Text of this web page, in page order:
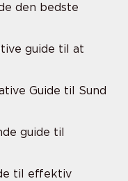
den bedste
guide til at
Guide til Sund
guide til
til effektiv